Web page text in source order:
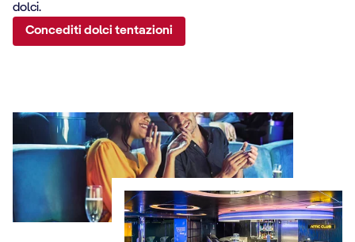
dolci.
Concediti dolci tentazioni